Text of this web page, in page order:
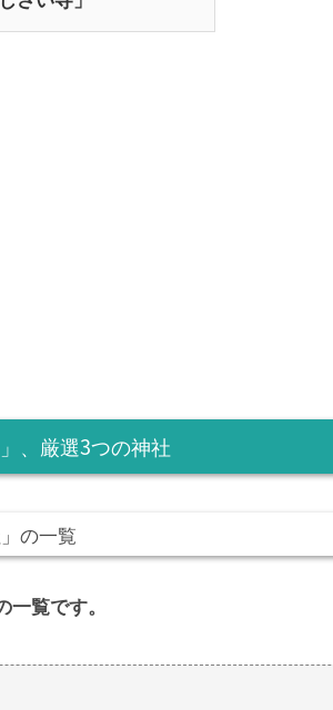
、厳選3つの神社
の一覧
覧です。